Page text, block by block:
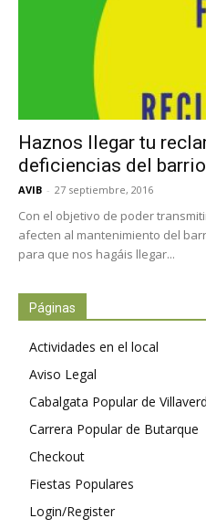
Haznos llegar tu
deficiencias del barrio
AVIB - 27 septiembre, 2016
Con el objetivo de poder
afecten al mantenimiento del
para que nos hagáis llegar...
Páginas
Actividades en el local
Aviso Legal
Cabalgata Popular de
Carrera Popular de Butarque
Checkout
Fiestas Populares
Login/Register